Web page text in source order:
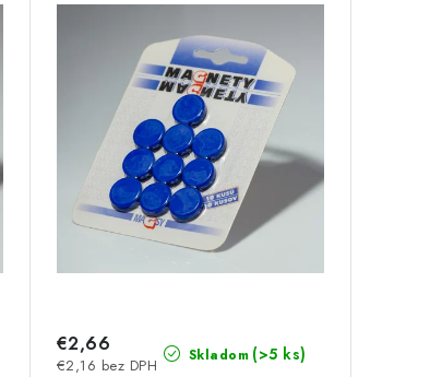
Skladom (>5 ks)
€2,16 bez DPH
€2,66